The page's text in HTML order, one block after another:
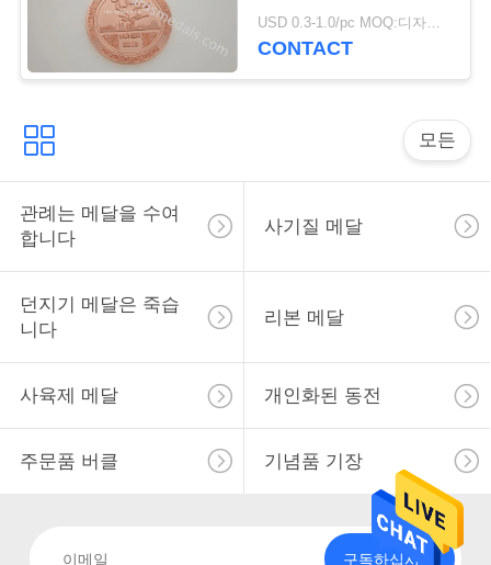
사
이
트
맵
PRIVACY
POLICY
USD 0.3-1.0/pc MOQ:디자인 당 100 PC
CONTACT
모든
관례는 메달을 수여
합니다
사기질 메달
던지기 메달은 죽습
니다
리본 메달
사육제 메달 개인화된 동전
주문품 버클 기념품 기장
구독하십시오